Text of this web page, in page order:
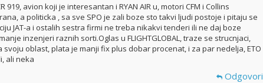
919, avion koji je interesantan i RYAN AIR u, motori CFM i Collins
a politicka , sa sve SPO je zali boze sto takvi ljudi postoje i pitaju se
JAT-a i ostalih sestra firmi ne treba nikakvi tenderi ili ne daj boze
inzenjeri raznih sorti.Oglas u FLIGHTGLOBAL, traze se strucnjaci,
oblast, plata je manji fix plus dobar procenat, i za par nedelja, ETO
ali neka
Odgovori